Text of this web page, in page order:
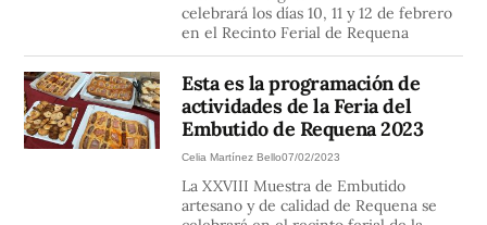
celebrará los días 10, 11 y 12 de febrero
en el Recinto Ferial de Requena
Esta es la programación de
actividades de la Feria del
Embutido de Requena 2023
Celia Martínez Bello07/02/2023
La XXVIII Muestra de Embutido
artesano y de calidad de Requena se